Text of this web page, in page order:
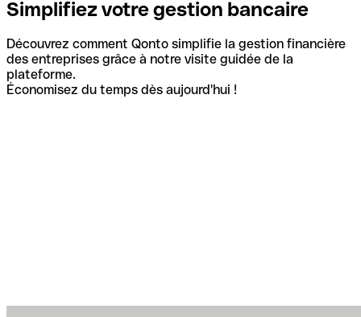
Simplifiez votre gestion bancaire
Découvrez comment Qonto simplifie la gestion financière
des entreprises grâce à notre visite guidée de la
plateforme.
Économisez du temps dès aujourd'hui !